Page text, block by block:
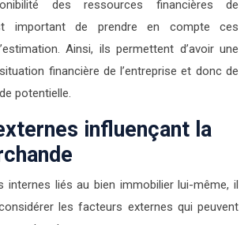
des ressources financières de
important de prendre en compte ces
Ainsi, ils permettent d’avoir une
financière de l’entreprise et donc de
potentielle.
influençant la
internes liés au bien immobilier lui-même, il
les facteurs externes qui peuvent